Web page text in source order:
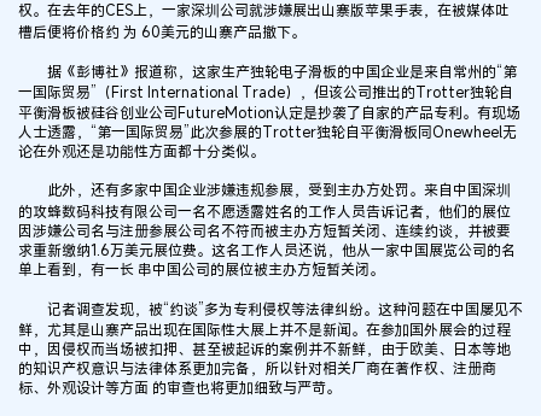
权。在去年的CES上，一家深圳公司就涉嫌展出山寨版苹果手表，在被媒体吐
槽后便将价格约 为 60美元的山寨产品撤下。
据《彭博社》报道称，这家生产独轮电子滑板的中国企业是来自常州的“第
一国际贸易”（First International Trade），但该公司推出的Trotter独轮自
平衡滑板被硅谷创业公司FutureMotion认定是抄袭了自家的产品专利。有现场
人士透露，“第一国际贸易”此次参展的Trotter独轮自平衡滑板同Onewheel无
论在外观还是功能性方面都十分类似。
此外，还有多家中国企业涉嫌违规参展，受到主办方处罚。来自中国深圳
的攻蜂数码科技有限公司一名不愿透露姓名的工作人员告诉记者，他们的展位
因涉嫌公司名与注册参展公司名不符而被主办方短暂关闭、连续约谈，并被要
求重新缴纳1.6万美元展位费。这名工作人员还说，他从一家中国展览公司的名
单上看到，有一长 串中国公司的展位被主办方短暂关闭。
记者调查发现，被“约谈”多为专利侵权等法律纠纷。这种问题在中国屡见不
鲜，尤其是山寨产品出现在国际性大展上并不是新闻。在参加国外展会的过程
中，因侵权而当场被扣押、甚至被起诉的案例并不新鲜，由于欧美、日本等地
的知识产权意识与法律体系更加完备，所以针对相关厂商在著作权、注册商
标、外观设计等方面 的审查也将更加细致与严苛。